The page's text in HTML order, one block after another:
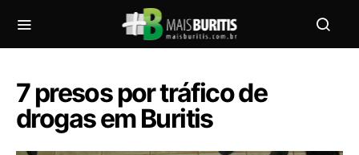
7 presos por tráfico de
drogas em Buritis